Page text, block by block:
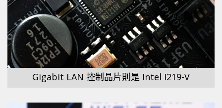
Gigabit LAN 控制晶片則是 Intel I219-V